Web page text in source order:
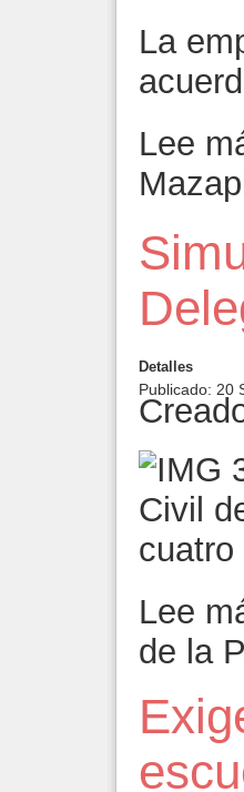
La
Lee
Detalles
Publicado: 20
Civil
cuatro
Lee
de la